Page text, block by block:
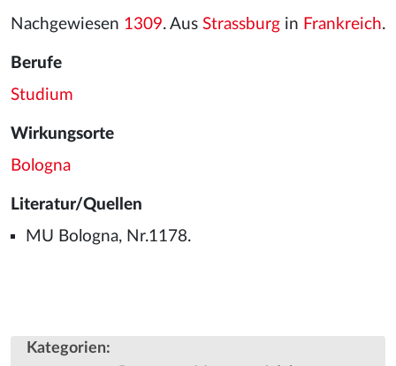
Nachgewiesen 1309. Aus Strassburg in Frankreich.
Berufe
Studium
Wirkungsorte
Bologna
Literatur/Quellen
MU Bologna, Nr.1178.
Kategorien: